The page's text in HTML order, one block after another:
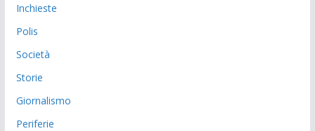
Inchieste
Polis
Società
Storie
Giornalismo
Periferie